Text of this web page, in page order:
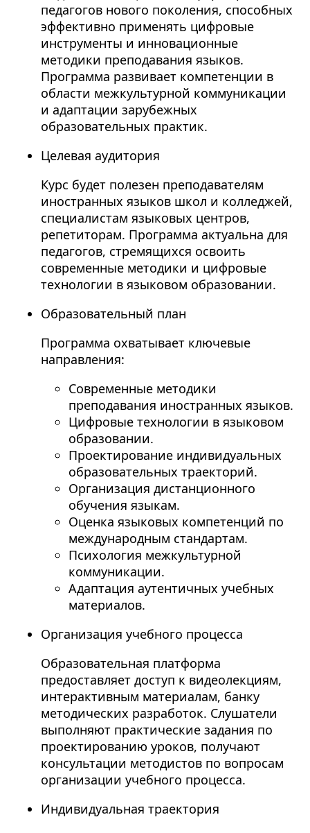
педагогов нового поколения, способных
эффективно применять цифровые
инструменты и инновационные
методики преподавания языков.
Программа развивает компетенции в
области межкультурной коммуникации
и адаптации зарубежных
образовательных практик.
Целевая аудитория
Курс будет полезен преподавателям
иностранных языков школ и колледжей,
специалистам языковых центров,
репетиторам. Программа актуальна для
педагогов, стремящихся освоить
современные методики и цифровые
технологии в языковом образовании.
Образовательный план
Программа охватывает ключевые
направления:
Современные методики
преподавания иностранных языков.
Цифровые технологии в языковом
образовании.
Проектирование индивидуальных
образовательных траекторий.
Организация дистанционного
обучения языкам.
Оценка языковых компетенций по
международным стандартам.
Психология межкультурной
коммуникации.
Адаптация аутентичных учебных
материалов.
Организация учебного процесса
Образовательная платформа
предоставляет доступ к видеолекциям,
интерактивным материалам, банку
методических разработок. Слушатели
выполняют практические задания по
проектированию уроков, получают
консультации методистов по вопросам
организации учебного процесса.
Индивидуальная траектория